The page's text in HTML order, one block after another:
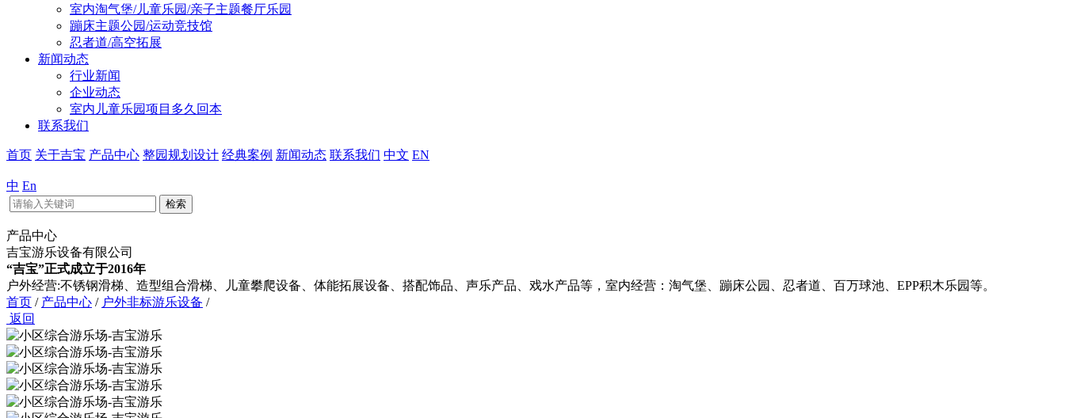
室内淘气堡/儿童乐园/亲子主题餐厅乐园
蹦床主题公园/运动竞技馆
忍者道/高空拓展
新闻动态
行业新闻
企业动态
室内儿童乐园项目多久回本
联系我们
首页 关于吉宝 产品中心 整园规划设计 经典案例 新闻动态 联系我们 中文 EN
中 En
检索
产品中心
吉宝游乐设备有限公司
“吉宝”正式成立于2016年
户外经营:不锈钢滑梯、造型组合滑梯、儿童攀爬设备、体能拓展设备、搭配饰品、声乐产品、戏水产品等，室内经营：淘气堡、蹦床公园、忍者道、百万球池、EPP积木乐园等。
首页 / 产品中心 / 户外非标游乐设备 /
返回